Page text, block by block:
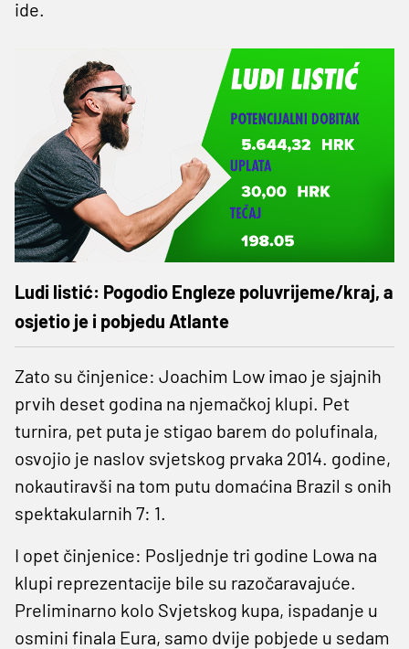
ide.
Ludi listić: Pogodio Engleze poluvrijeme/kraj, a
osjetio je i pobjedu Atlante
Zato su činjenice: Joachim Low imao je sjajnih
prvih deset godina na njemačkoj klupi. Pet
turnira, pet puta je stigao barem do polufinala,
osvojio je naslov svjetskog prvaka 2014. godine,
nokautiravši na tom putu domaćina Brazil s onih
spektakularnih 7: 1.
I opet činjenice: Posljednje tri godine Lowa na
klupi reprezentacije bile su razočaravajuće.
Preliminarno kolo Svjetskog kupa, ispadanje u
osmini finala Eura, samo dvije pobjede u sedam